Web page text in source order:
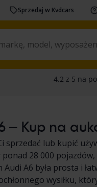
Sprzedaj w Kvdcars
– Kup na
sprzedać lub kupić
28 000
A6 była prosta i
wysiłku,